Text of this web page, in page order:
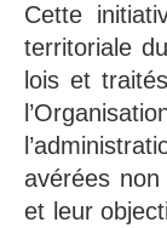
Cette
territoriale
lois et
avérées
et leur